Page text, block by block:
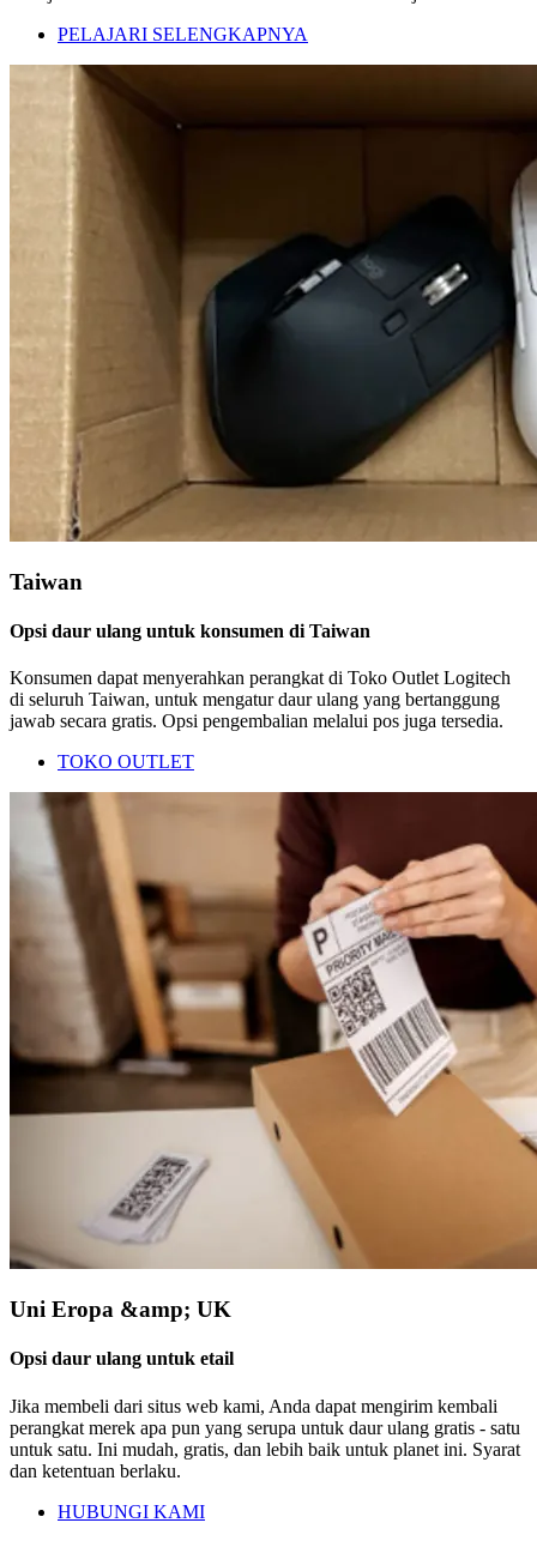
PELAJARI SELENGKAPNYA
Taiwan
Opsi daur ulang untuk konsumen di Taiwan
Konsumen dapat menyerahkan perangkat di Toko Outlet Logitech
di seluruh Taiwan, untuk mengatur daur ulang yang bertanggung
jawab secara gratis. Opsi pengembalian melalui pos juga tersedia.
TOKO OUTLET
Uni Eropa &amp; UK
Opsi daur ulang untuk etail
Jika membeli dari situs web kami, Anda dapat mengirim kembali
perangkat merek apa pun yang serupa untuk daur ulang gratis - satu
untuk satu. Ini mudah, gratis, dan lebih baik untuk planet ini. Syarat
dan ketentuan berlaku.
HUBUNGI KAMI